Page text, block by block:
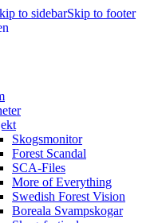
to sidebarSkip to footer
Skogsmonitor
Forest Scandal
SCA-Files
More of Everything
Swedish Forest Vision
Boreala Svampskogar